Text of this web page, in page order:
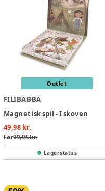
Outlet
FILIBABBA
Magnetisk spil - I skoven
49,98 kr.
Før99,95 kr.
Lagerstatus